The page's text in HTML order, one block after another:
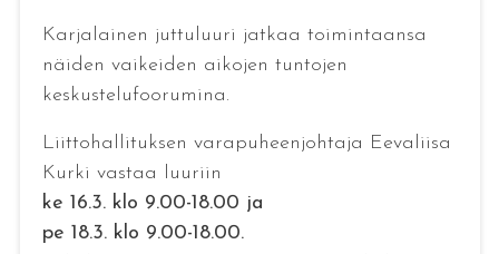
Karjalainen juttuluuri jatkaa toimintaansa
näiden vaikeiden aikojen tuntojen
keskustelufoorumina.
Liittohallituksen varapuheenjohtaja Eevaliisa
Kurki vastaa luuriin
ke 16.3. klo 9.00-18.00 ja
pe 18.3. klo 9.00-18.00.